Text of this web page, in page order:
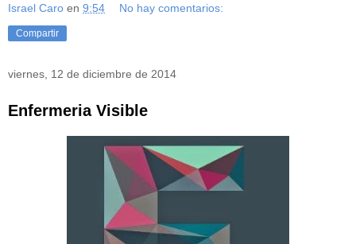
Israel Caro en 9:54 No hay comentarios:
Compartir
viernes, 12 de diciembre de 2014
Enfermeria Visible